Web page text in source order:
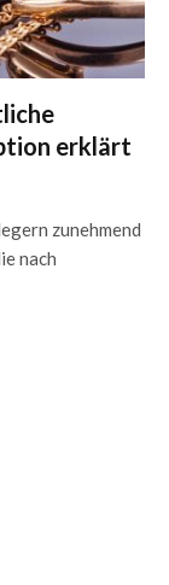
erklärt
zunehmend
nach